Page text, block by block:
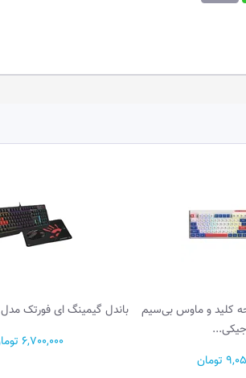
کلید و ماوس بی‌سیم
تومان
باندل گیمینگ ای فورتک مدل Bloody B1700
6,700,000 تومان